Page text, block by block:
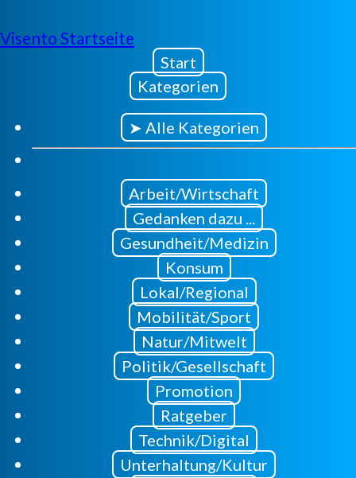
Visento Startseite
Start
Kategorien
➤ Alle Kategorien
Arbeit/Wirtschaft
Gedanken dazu ...
Gesundheit/Medizin
Konsum
Lokal/Regional
Mobilität/Sport
Natur/Mitwelt
Politik/Gesellschaft
Promotion
Ratgeber
Technik/Digital
Unterhaltung/Kultur